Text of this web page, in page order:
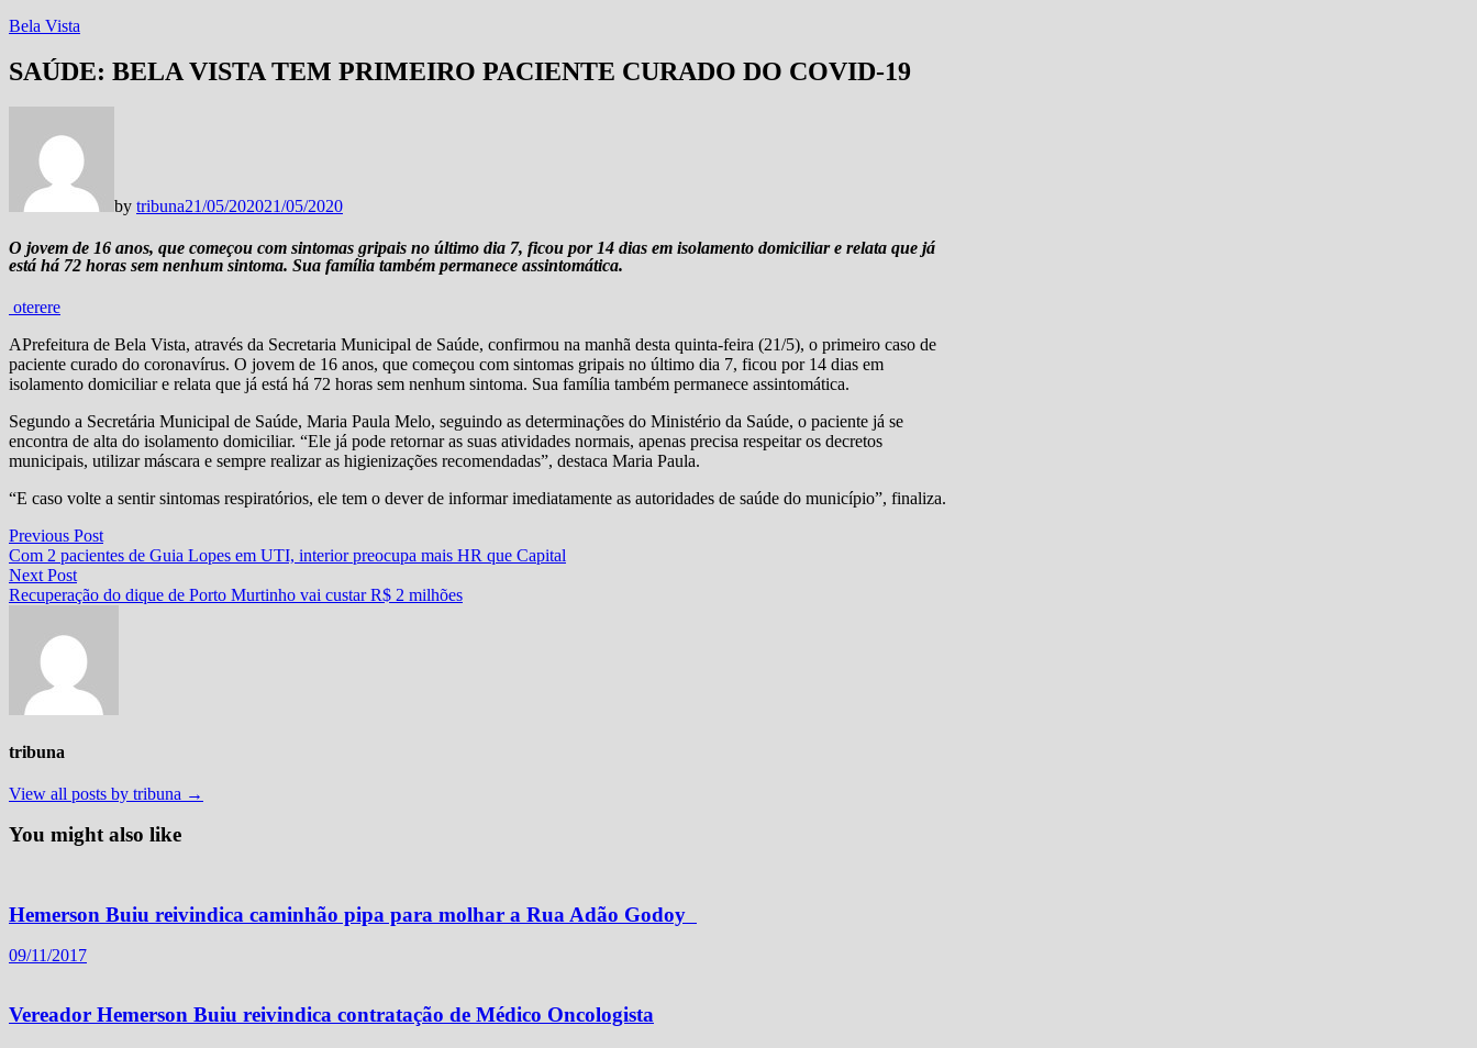
Bela Vista
SAÚDE: BELA VISTA TEM PRIMEIRO PACIENTE CURADO DO COVID-19
by tribuna21/05/202021/05/2020
O jovem de 16 anos, que começou com sintomas gripais no último dia 7, ficou por 14 dias em isolamento domiciliar e relata que já
está há 72 horas sem nenhum sintoma. Sua família também permanece assintomática.
oterere
APrefeitura de Bela Vista, através da Secretaria Municipal de Saúde, confirmou na manhã desta quinta-feira (21/5), o primeiro caso de
paciente curado do coronavírus. O jovem de 16 anos, que começou com sintomas gripais no último dia 7, ficou por 14 dias em
isolamento domiciliar e relata que já está há 72 horas sem nenhum sintoma. Sua família também permanece assintomática.
Segundo a Secretária Municipal de Saúde, Maria Paula Melo, seguindo as determinações do Ministério da Saúde, o paciente já se
encontra de alta do isolamento domiciliar. “Ele já pode retornar as suas atividades normais, apenas precisa respeitar os decretos
municipais, utilizar máscara e sempre realizar as higienizações recomendadas”, destaca Maria Paula.
“E caso volte a sentir sintomas respiratórios, ele tem o dever de informar imediatamente as autoridades de saúde do município”, finaliza.
Navegação
de
Post
Previous PostPrevious
post:
Com 2 pacientes de Guia Lopes em UTI, interior preocupa mais HR que Capital
Next PostNext
post:
Recuperação do dique de Porto Murtinho vai custar R$ 2 milhões
tribuna
View all posts by tribuna →
You might also like
Hemerson Buiu reivindica caminhão pipa para molhar a Rua Adão Godoy
09/11/2017
Vereador Hemerson Buiu reivindica contratação de Médico Oncologista